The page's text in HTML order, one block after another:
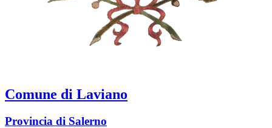
Comune di Laviano
Provincia di Salerno